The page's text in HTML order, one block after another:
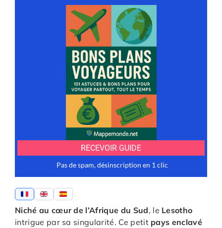
Niché au cœur de l’Afrique du Sud, le Lesotho
intrigue par sa singularité. Ce petit pays enclavé